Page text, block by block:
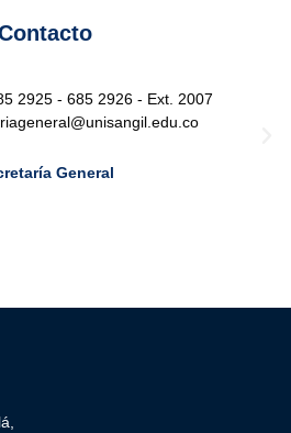
2925 - 685 2926 - Ext. 2007
General